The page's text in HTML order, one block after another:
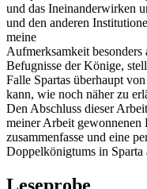
und das Ineinanderwirken
und den anderen
meine
Aufmerksamkeit
Befugnisse der Könige,
Falle Spartas überhaupt
kann, wie noch näher zu
Den Abschluss dieser
meiner Arbeit gewonnenen
zusammenfasse und eine
Doppelkönigtums in Sparta
Leseprobe